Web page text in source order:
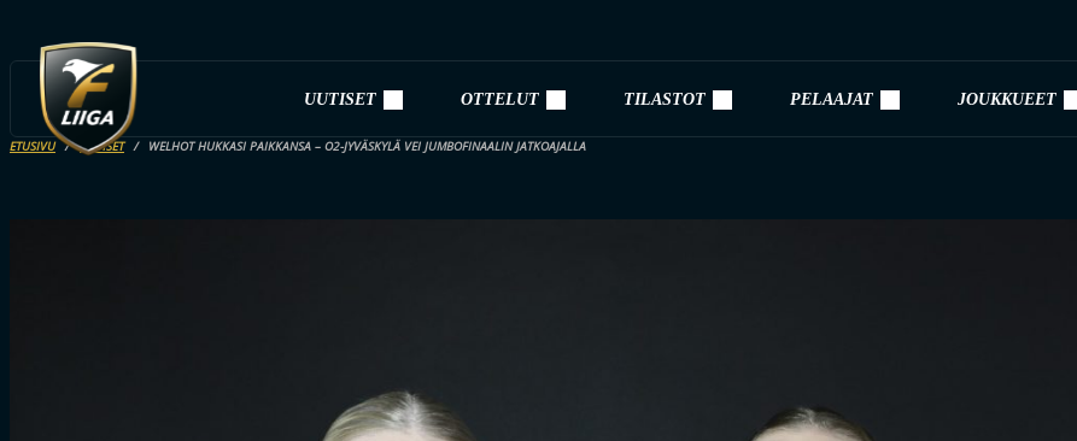
UUTISET OTTELUT TILASTOT PELAAJAT JOUKKUEET
ETUSIVU UUTISET WELHOT HUKKASI PAIKKANSA – O2-JYVÄSKYLÄ VEI JUMBOFINAALIN JATKOAJALLA